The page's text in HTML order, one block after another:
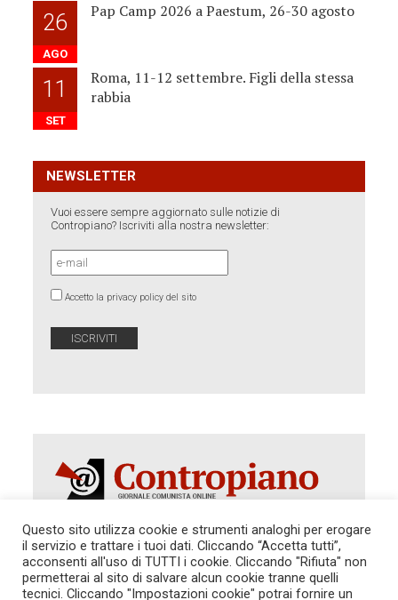
26
AGO
Pap Camp 2026 a Paestum, 26-30 agosto
11
SET
Roma, 11-12 settembre. Figli della stessa
rabbia
NEWSLETTER
Vuoi essere sempre aggiornato sulle notizie di
Contropiano? Iscriviti alla nostra newsletter:
Accetto la privacy policy del sito
Autorizzazione del Tribunale di Roma 286 del 31
dicembre 2014. Direttore Responsabile: Sergio
Cararo. Indirizzo: V.Casalbruciato 27- sc. B - 00159
Questo sito utilizza cookie e strumenti analoghi per erogare
il servizio e trattare i tuoi dati. Cliccando “Accetta tutti”,
acconsenti all'uso di TUTTI i cookie. Cliccando "Rifiuta" non
permetterai al sito di salvare alcun cookie tranne quelli
tecnici. Cliccando "Impostazioni cookie" potrai fornire un